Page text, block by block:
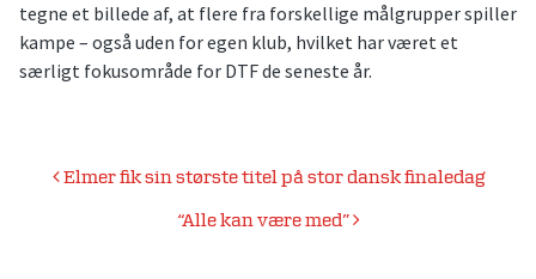
tegne et billede af, at flere fra forskellige målgrupper spiller
kampe – også uden for egen klub, hvilket har været et
særligt fokusområde for DTF de seneste år.
Indlægsnavigation
Elmer fik sin største titel på stor dansk finaledag
“Alle kan være med”